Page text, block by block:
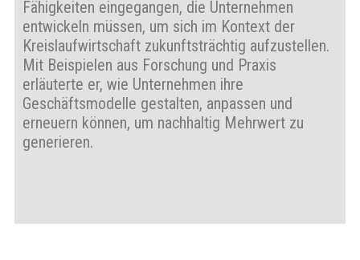
Fähigkeiten eingegangen, die Unternehmen
entwickeln müssen, um sich im Kontext der
Kreislaufwirtschaft zukunftsträchtig aufzustellen.
Mit Beispielen aus Forschung und Praxis
erläuterte er, wie Unternehmen ihre
Geschäftsmodelle gestalten, anpassen und
erneuern können, um nachhaltig Mehrwert zu
generieren.